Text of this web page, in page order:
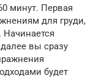
минут. Первая
для груди,
вы сразу
будет